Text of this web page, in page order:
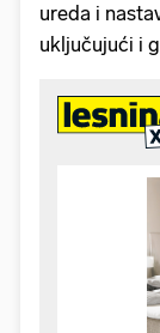
ureda i
uključujući i